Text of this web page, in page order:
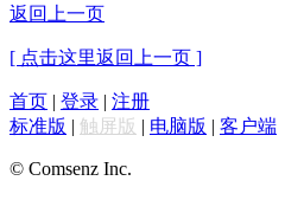
返回上一页
[ 点击这里返回上一页 ]
首页 | 登录 | 注册
标准版 | 触屏版 | 电脑版 | 客户端
© Comsenz Inc.